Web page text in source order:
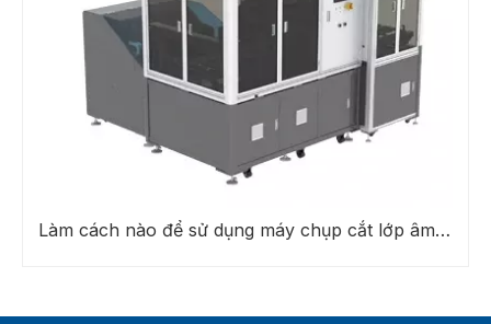
Làm cách nào để sử dụng máy chụp cắt lớp âm thanh quét trong ngành bán dẫn?